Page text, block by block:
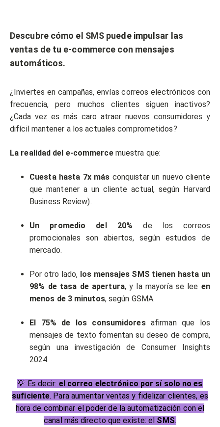
Descubre cómo el SMS puede impulsar las
ventas de tu e-commerce con mensajes
automáticos.
¿Inviertes en campañas, envías correos electrónicos con
frecuencia, pero muchos clientes siguen inactivos?
¿Cada vez es más caro atraer nuevos consumidores y
difícil mantener a los actuales comprometidos?
La realidad del e-commercemuestra que:
Cuesta hasta 7x más conquistar un nuevo cliente
que mantener a un cliente actual, según Harvard
Business Review).
Un promedio del 20% de los correos
promocionales son abiertos, según estudios de
mercado.
Por otro lado, los mensajes SMS tienen hasta un
98% de tasa de apertura, y la mayoría se lee en
menos de 3 minutos, según GSMA.
El 75% de los consumidoresafirman que los
mensajes de texto fomentan su deseo de compra,
según una investigación de Consumer Insights
2024.
💡 Es decir: el correo electrónico por sí solo no es
suficiente. Para aumentar ventas y fidelizar clientes, es
hora de combinar el poder de la automatización con el
canal más directo que existe: el SMS.